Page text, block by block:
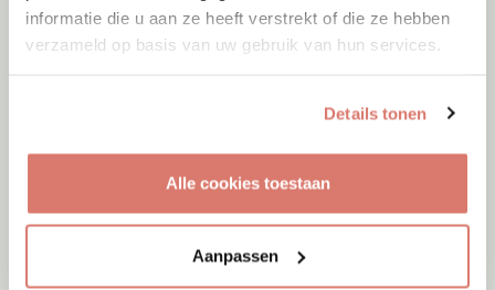
informatie die u aan ze heeft verstrekt of die ze hebben
verzameld op basis van uw gebruik van hun services.
Details tonen
Alle cookies toestaan
Aanpassen
Adoptie08-08-2026